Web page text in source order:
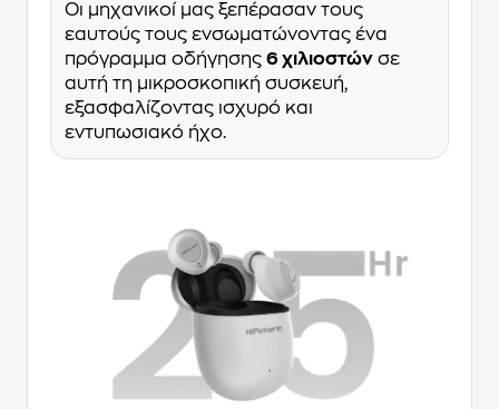
Οι μηχανικοί μας ξεπέρασαν τους
εαυτούς τους ενσωματώνοντας ένα
πρόγραμμα οδήγησης 6 χιλιοστών σε
αυτή τη μικροσκοπική συσκευή,
εξασφαλίζοντας ισχυρό και
εντυπωσιακό ήχο.